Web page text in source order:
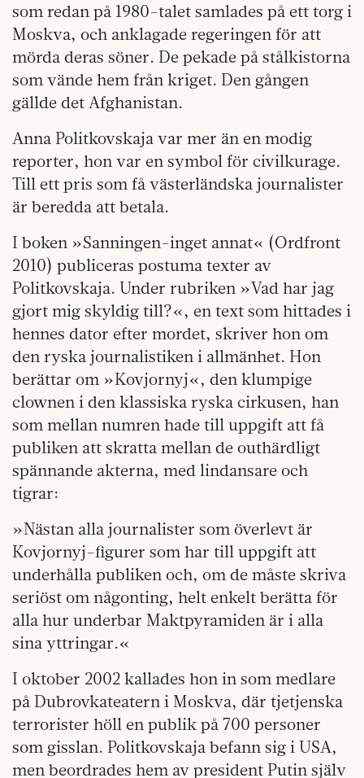
som redan på 1980-talet samlades på ett torg i
Moskva, och anklagade regeringen för att
mörda deras söner. De pekade på stålkistorna
som vände hem från kriget. Den gången
gällde det Afghanistan.
Anna Politkovskaja var mer än en modig
reporter, hon var en symbol för civilkurage.
Till ett pris som få västerländska journalister
är beredda att betala.
I boken »Sanningen-inget annat« (Ordfront
2010) publiceras postuma texter av
Politkovskaja. Under rubriken »Vad har jag
gjort mig skyldig till?«, en text som hittades i
hennes dator efter mordet, skriver hon om
den ryska journalistiken i allmänhet. Hon
berättar om »Kovjornyj«, den klumpige
clownen i den klassiska ryska cirkusen, han
som mellan numren hade till uppgift att få
publiken att skratta mellan de outhärdligt
spännande akterna, med lindansare och
tigrar:
»Nästan alla journalister som överlevt är
Kovjornyj-figurer som har till uppgift att
underhålla publiken och, om de måste skriva
seriöst om någonting, helt enkelt berätta för
alla hur underbar Maktpyramiden är i alla
sina yttringar.«
I oktober 2002 kallades hon in som medlare
på Dubrovkateatern i Moskva, där tjetjenska
terrorister höll en publik på 700 personer
som gisslan. Politkovskaja befann sig i USA,
men beordrades hem av president Putin själv